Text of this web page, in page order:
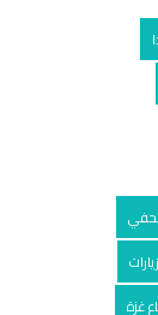
زيارات
غزة